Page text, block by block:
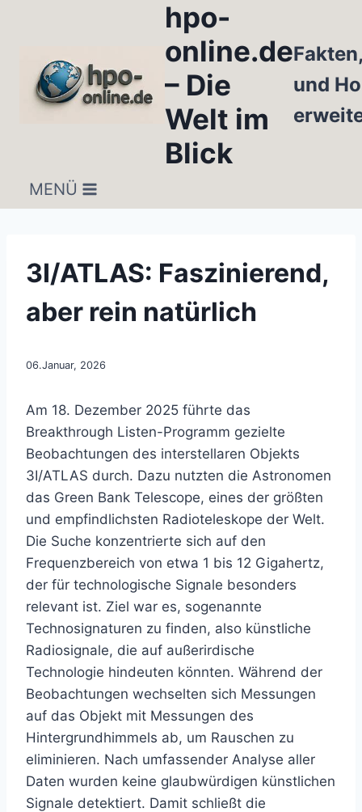
hpo-
online.de
– Die
Welt im
Blick
und
MENÜ
3I/ATLAS: Faszinierend,
aber rein natürlich
06.Januar, 2026
Am 18. Dezember 2025 führte das
Breakthrough Listen-Programm gezielte
Beobachtungen des interstellaren Objekts
3I/ATLAS durch. Dazu nutzten die Astronomen
das Green Bank Telescope, eines der größten
und empfindlichsten Radioteleskope der Welt.
Die Suche konzentrierte sich auf den
Frequenzbereich von etwa 1 bis 12 Gigahertz,
der für technologische Signale besonders
relevant ist. Ziel war es, sogenannte
Technosignaturen zu finden, also künstliche
Radiosignale, die auf außerirdische
Technologie hindeuten könnten. Während der
Beobachtungen wechselten sich Messungen
auf das Objekt mit Messungen des
Hintergrundhimmels ab, um Rauschen zu
eliminieren. Nach umfassender Analyse aller
Daten wurden keine glaubwürdigen künstlichen
Signale detektiert. Damit schließt die